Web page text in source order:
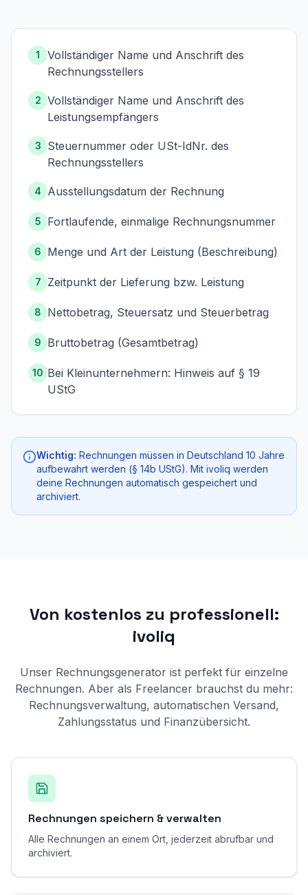
1
Vollständiger Name und Anschrift des
Rechnungsstellers
2 Vollständiger Name und Anschrift des
Leistungsempfängers
3
Steuernummer oder USt-IdNr. des
Rechnungsstellers
4 Ausstellungsdatum der Rechnung
5 Fortlaufende, einmalige Rechnungsnummer
6 Menge und Art der Leistung (Beschreibung)
7 Zeitpunkt der Lieferung bzw. Leistung
8 Nettobetrag, Steuersatz und Steuerbetrag
9 Bruttobetrag (Gesamtbetrag)
10 Bei Kleinunternehmern: Hinweis auf § 19
UStG
Wichtig: Rechnungen müssen in Deutschland 10 Jahre
aufbewahrt werden (§ 14b UStG). Mit ivoliq werden
deine Rechnungen automatisch gespeichert und
archiviert.
Von kostenlos zu professionell:
ivoliq
Unser Rechnungsgenerator ist perfekt für einzelne
Rechnungen. Aber als Freelancer brauchst du mehr:
Rechnungsverwaltung, automatischen Versand,
Zahlungsstatus und Finanzübersicht.
Rechnungen speichern & verwalten
Alle Rechnungen an einem Ort, jederzeit abrufbar und
archiviert.